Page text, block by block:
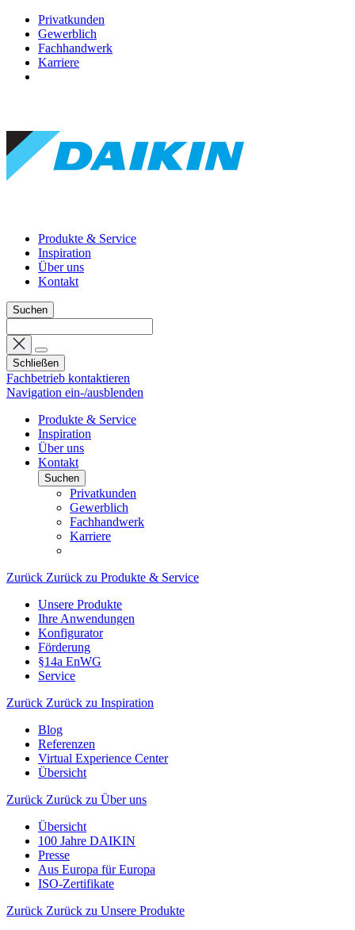
Privatkunden
Gewerblich
Fachhandwerk
Karriere
Produkte & Service
Inspiration
Über uns
Kontakt
Suchen
Schließen
Fachbetrieb kontaktieren
Navigation ein-/ausblenden
Produkte & Service
Inspiration
Über uns
Kontakt
Suchen
Privatkunden
Gewerblich
Fachhandwerk
Karriere
Zurück Zurück zu Produkte & Service
Unsere Produkte
Ihre Anwendungen
Konfigurator
Förderung
§14a EnWG
Service
Zurück Zurück zu Inspiration
Blog
Referenzen
Virtual Experience Center
Übersicht
Zurück Zurück zu Über uns
Übersicht
100 Jahre DAIKIN
Presse
Aus Europa für Europa
ISO-Zertifikate
Zurück Zurück zu Unsere Produkte